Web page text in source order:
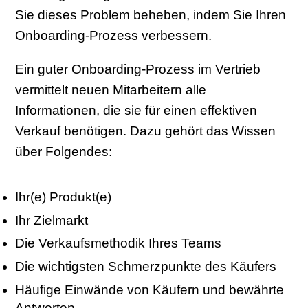
Sie dieses Problem beheben, indem Sie Ihren
Onboarding-Prozess verbessern.
Ein guter Onboarding-Prozess im Vertrieb
vermittelt neuen Mitarbeitern alle
Informationen, die sie für einen effektiven
Verkauf benötigen. Dazu gehört das Wissen
über Folgendes:
Ihr(e) Produkt(e)
Ihr Zielmarkt
Die Verkaufsmethodik Ihres Teams
Die wichtigsten Schmerzpunkte des Käufers
Häufige Einwände von Käufern und bewährte